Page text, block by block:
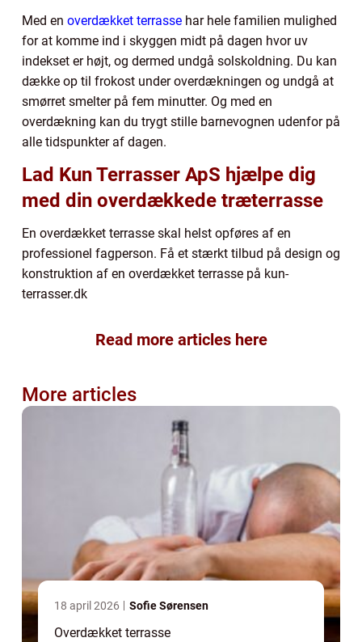
Med en overdækket terrasse har hele familien mulighed
for at komme ind i skyggen midt på dagen hvor uv
indekset er højt, og dermed undgå solskoldning. Du kan
dække op til frokost under overdækningen og undgå at
smørret smelter på fem minutter. Og med en
overdækning kan du trygt stille barnevognen udenfor på
alle tidspunkter af dagen.
Lad Kun Terrasser ApS hjælpe dig
med din overdækkede træterrasse
En overdækket terrasse skal helst opføres af en
professionel fagperson. Få et stærkt tilbud på design og
konstruktion af en overdækket terrasse på kun-
terrasser.dk
Read more articles here
More articles
18 april 2026 Sofie Sørensen
Overdækket terrasse